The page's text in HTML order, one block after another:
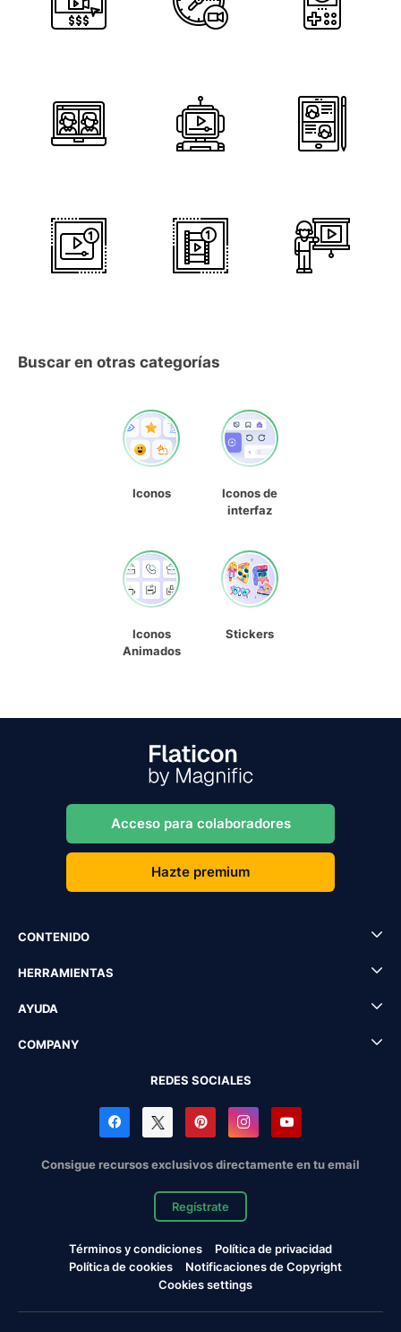
Buscar en otras categorías
Iconos
Iconos de
interfaz
Iconos
Animados
Stickers
Acceso para colaboradores
Hazte premium
CONTENIDO
HERRAMIENTAS
AYUDA
COMPANY
REDES SOCIALES
Consigue recursos exclusivos directamente en tu email
Regístrate
Términos y condiciones
Política de privacidad
Política de cookies
Notificaciones de Copyright
Cookies settings